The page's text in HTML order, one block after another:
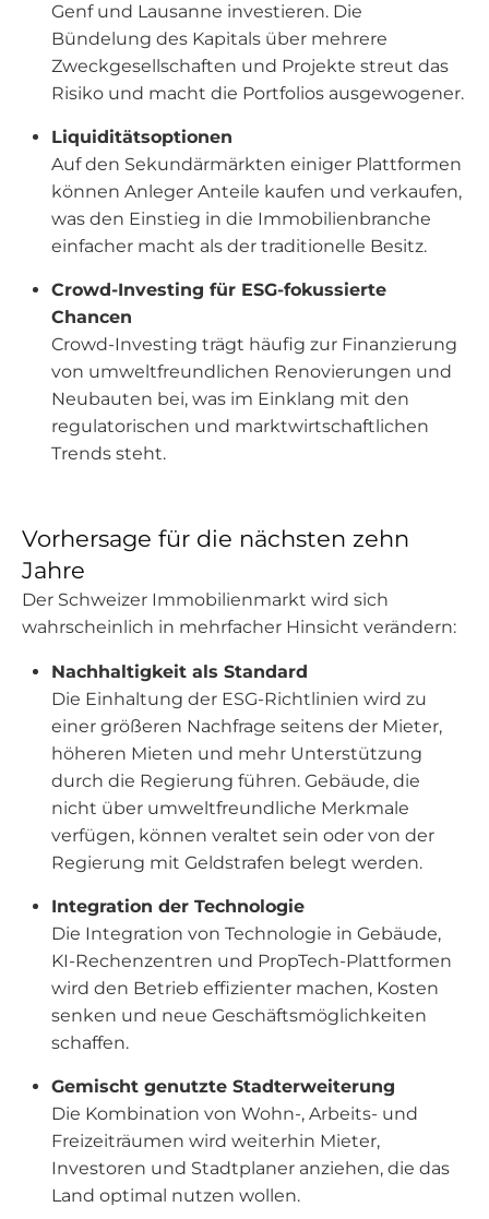
Genf und Lausanne investieren. Die
Bündelung des Kapitals über mehrere
Zweckgesellschaften und Projekte streut das
Risiko und macht die Portfolios ausgewogener.
Liquiditätsoptionen
Auf den Sekundärmärkten einiger Plattformen
können Anleger Anteile kaufen und verkaufen,
was den Einstieg in die Immobilienbranche
einfacher macht als der traditionelle Besitz.
Crowd-Investing für ESG-fokussierte
Chancen
Crowd-Investing trägt häufig zur Finanzierung
von umweltfreundlichen Renovierungen und
Neubauten bei, was im Einklang mit den
regulatorischen und marktwirtschaftlichen
Trends steht.
Vorhersage für die nächsten zehn
Jahre
Der Schweizer Immobilienmarkt wird sich
wahrscheinlich in mehrfacher Hinsicht verändern:
Nachhaltigkeit als Standard
Die Einhaltung der ESG-Richtlinien wird zu
einer größeren Nachfrage seitens der Mieter,
höheren Mieten und mehr Unterstützung
durch die Regierung führen. Gebäude, die
nicht über umweltfreundliche Merkmale
verfügen, können veraltet sein oder von der
Regierung mit Geldstrafen belegt werden.
Integration der Technologie
Die Integration von Technologie in Gebäude,
KI-Rechenzentren und PropTech-Plattformen
wird den Betrieb effizienter machen, Kosten
senken und neue Geschäftsmöglichkeiten
schaffen.
Gemischt genutzte Stadterweiterung
Die Kombination von Wohn-, Arbeits- und
Freizeiträumen wird weiterhin Mieter,
Investoren und Stadtplaner anziehen, die das
Land optimal nutzen wollen.